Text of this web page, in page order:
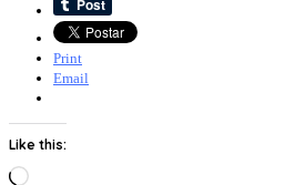
Print
Email
Like this:
Loading…